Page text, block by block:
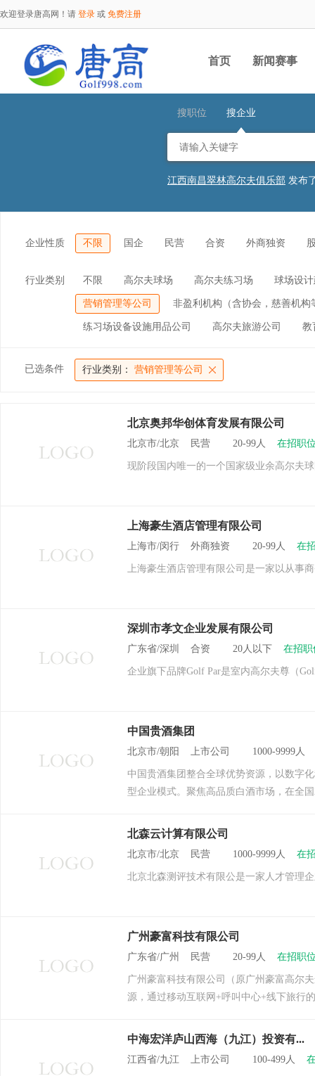
欢迎登录唐高网！请 登录 或 免费注册
首页 新闻赛事
搜职位 搜企业
江西南昌翠林高尔夫俱乐部 发布
江苏南京钟山国际高尔夫俱乐部
广东金立高尔夫体育发展有限公司
企业性质 不限 国企 民营 合资 外商独资
行业类别 不限 高尔夫球场 高尔夫练习场 球场设
营销管理等公司 非盈利机构（含协会，慈善机构
练习场设备设施用品公司 高尔夫旅游公司 教
已选条件 行业类别： 营销管理等公司
北京奥邦华创体育发展有限公司
北京市/北京 民营 20-99人 在招职
现阶段国内唯一的一个国家级业余高尔夫
上海豪生酒店管理有限公司
上海市/闵行 外商独资 20-99人 在
上海豪生酒店管理有限公司是一家以从事
深圳市孝文企业发展有限公司
广东省/深圳 合资 20人以下 在招职
企业旗下品牌Golf Par是室内高尔夫尊（
中国贵酒集团
北京市/朝阳 上市公司 1000-9999
中国贵酒集团整合全球优势资源，以数字
型企业模式。聚焦高品质白酒市场，在全
北森云计算有限公司
北京市/北京 民营 1000-9999人 在
北京北森测评技术有限公是一家人才管理
广州豪富科技有限公司
广东省/广州 民营 20-99人 在招职
广州豪富科技有限公司（原广州豪富高尔
源，通过移动互联网+呼叫中心+线下旅行
中海宏洋庐山西海（九江）投资有...
江西省/九江 上市公司 100-499人